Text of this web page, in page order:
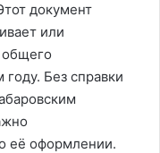
документ
или
общего
Без справки
её оформлении.